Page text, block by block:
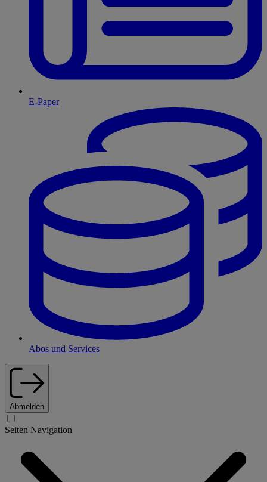
E-Paper
Abos und Services
Abmelden
Seiten Navigation